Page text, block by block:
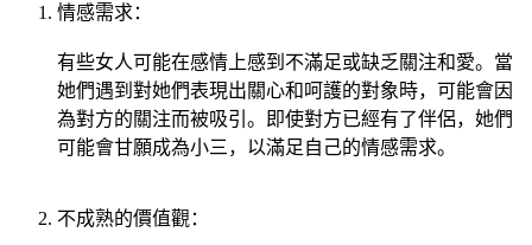
情感需求：
有些女人可能在感情上感到不滿足或缺乏關注和愛。當
她們遇到對她們表現出關心和呵護的對象時，可能會因
為對方的關注而被吸引。即使對方已經有了伴侶，她們
可能會甘願成為小三，以滿足自己的情感需求。
不成熟的價值觀：